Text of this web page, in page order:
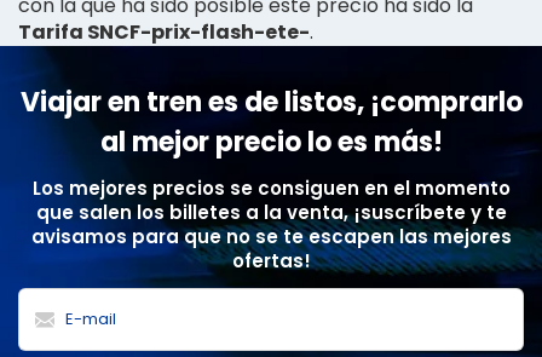
Tarifa SNCF-prix-flash-ete-.
Viajar en tren es de listos, ¡comprarlo
al mejor precio lo es más!
Los mejores precios se consiguen en el momento
que salen los billetes a la venta, ¡suscríbete y te
avisamos para que no se te escapen las mejores
ofertas!